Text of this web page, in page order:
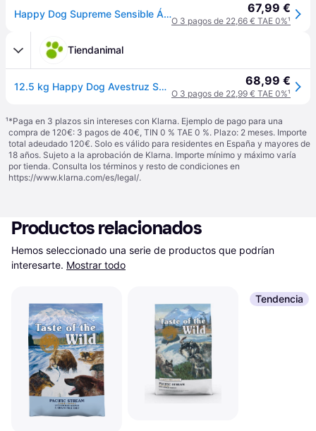
Happy Dog Supreme Sensible África - 12,5 kg 67,99 €
O 3 pagos de 22,66 € TAE 0%¹
Tiendanimal
12.5 kg Happy Dog Avestruz Sensible Africa pienso 68,99 €
O 3 pagos de 22,99 € TAE 0%¹
¹*Paga en 3 plazos sin intereses con Klarna. Ejemplo de pago para una
compra de 120€: 3 pagos de 40€, TIN 0 % TAE 0 %. Plazo: 2 meses. Importe
total adeudado 120€. Solo es válido para residentes en España y mayores de
18 años. Sujeto a la aprobación de Klarna. Importe mínimo y máximo varía
por tienda. Consulta los términos y resto de condiciones en
https://www.klarna.com/es/legal/.
Productos relacionados
Hemos seleccionado una serie de productos que podrían
interesarte. Mostrar todo
Tendencia